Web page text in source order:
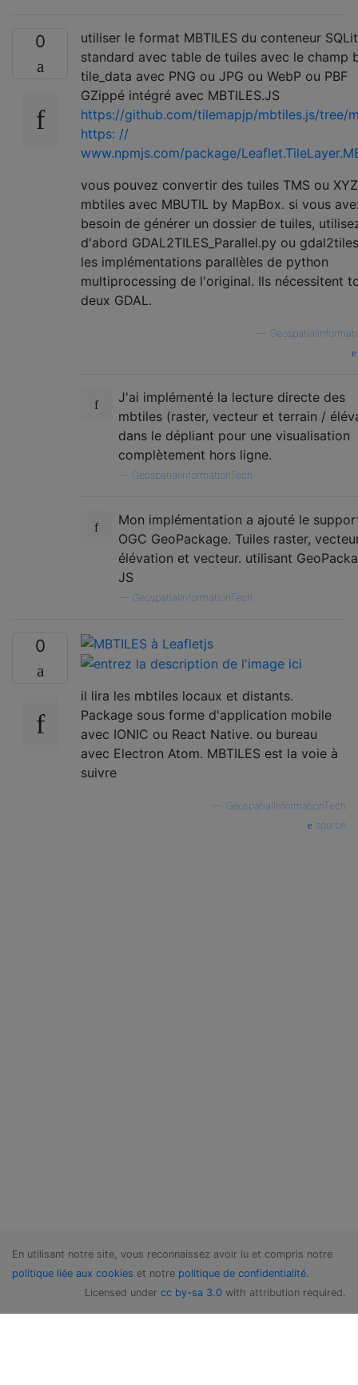
0
utiliser le format MBTILES du conteneur
standard avec table de tuiles avec le champ
tile_data avec PNG ou JPG ou WebP ou PBF
GZippé intégré avec MBTILES.JS
https://github.com/tilemapjp/mbtiles.js/tree/
https: //
www.npmjs.com/package/
vous pouvez convertir des tuiles TMS ou
mbtiles avec MBUTIL by MapBox. si vous
besoin de générer un dossier de tuiles,
d'abord GDAL2TILES_Parallel.py ou
les implémentations parallèles de python
multiprocessing de l'original. Ils nécessitent
deux GDAL.
J'ai implémenté la lecture directe des
mbtiles (raster, vecteur et terrain /
dans le dépliant pour une visualisation
complètement hors ligne.
GeospatialInformationTech
Mon implémentation a ajouté le
OGC GeoPackage. Tuiles raster,
élévation et vecteur. utilisant
JS
GeospatialInformationTech
0
il lira les mbtiles locaux et distants.
Package sous forme d'application mobile
avec IONIC ou React Native. ou bureau
avec Electron Atom. MBTILES est la voie à
suivre
GeospatialInformationTech
source
En utilisant notre site, vous reconnaissez avoir lu et compris notre
politique liée aux cookies et notre politique de confidentialité.
Licensed under cc by-sa 3.0 with attribution required.